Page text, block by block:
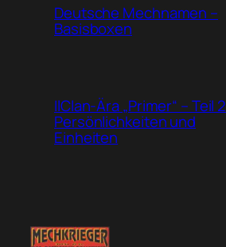
Deutsche Mechnamen –
Basisboxen
IlClan-Ära „Primer“ – Teil 2
Persönlichkeiten und
Einheiten